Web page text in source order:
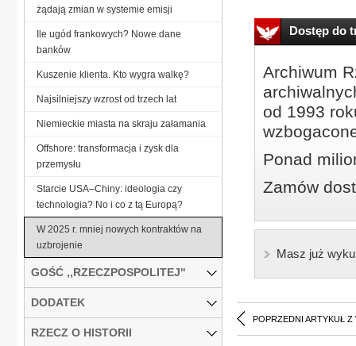
Dostęp do
Archiwum
od 1993
Ponad
Zamów
Masz już
POPRZEDNI ARTYKUŁ Z
żądają zmian w systemie emisji
Ile ugód frankowych? Nowe dane
banków
Kuszenie klienta. Kto wygra walkę?
Najsilniejszy wzrost od trzech lat
Niemieckie miasta na skraju załamania
Offshore: transformacja i zysk dla
przemysłu
Starcie USA–Chiny: ideologia czy
technologia? No i co z tą Europą?
W 2025 r. mniej nowych kontraktów na
uzbrojenie
GOŚĆ ,,RZECZPOSPOLITEJ''
DODATEK
RZECZ O HISTORII